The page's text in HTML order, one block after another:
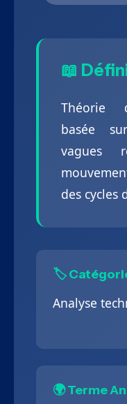
📖
Théorie
basée
vagues
des cycles
🏷️
Analyse
🌍 Terme